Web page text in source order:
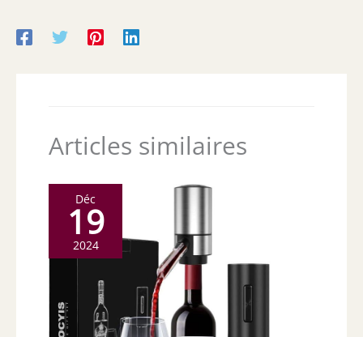
Articles similaires
Déc
19
2024